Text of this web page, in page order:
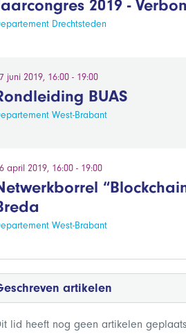
2019 -
Drechtsteden
juni 2019, 16:00 - 19:00
BUAS
West-Brabant
april 2019, 16:00 - 19:00
West-Brabant
artikelen
lid heeft nog geen artikelen